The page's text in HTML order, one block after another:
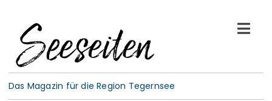
content
See-Leben
Das Magazin für die Region Tegernsee